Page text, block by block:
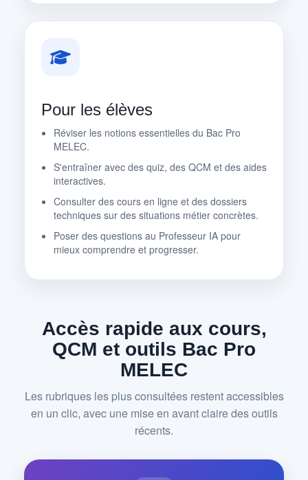
Pour les élèves
Réviser les notions essentielles du Bac Pro
MELEC.
S'entraîner avec des quiz, des QCM et des aides
interactives.
Consulter des cours en ligne et des dossiers
techniques sur des situations métier concrètes.
Poser des questions au Professeur IA pour
mieux comprendre et progresser.
Accès rapide aux cours,
QCM et outils Bac Pro
MELEC
Les rubriques les plus consultées restent accessibles
en un clic, avec une mise en avant claire des outils
récents.